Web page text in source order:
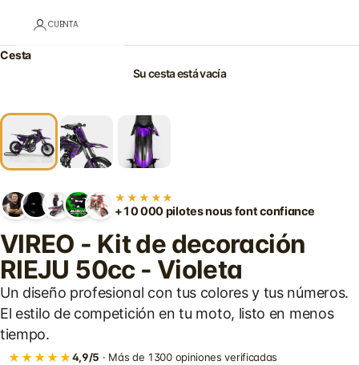
CUENTA
Cesta
Su cesta está vacía
★★★★★
+10 000 pilotes nous font confiance
VIREO - Kit de decoración
RIEJU 50cc - Violeta
Un diseño profesional con tus colores y tus números.
El estilo de competición en tu moto, listo en menos
tiempo.
★★★★★4,9/5 · Más de 1300 opiniones verificadas